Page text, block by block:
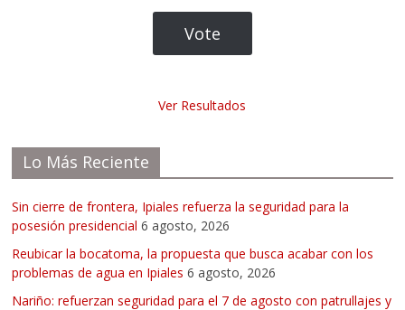
Ver Resultados
Lo Más Reciente
Sin cierre de frontera, Ipiales refuerza la seguridad para la
posesión presidencial 6 agosto, 2026
Reubicar la bocatoma, la propuesta que busca acabar con los
problemas de agua en Ipiales 6 agosto, 2026
Nariño: refuerzan seguridad para el 7 de agosto con patrullajes y